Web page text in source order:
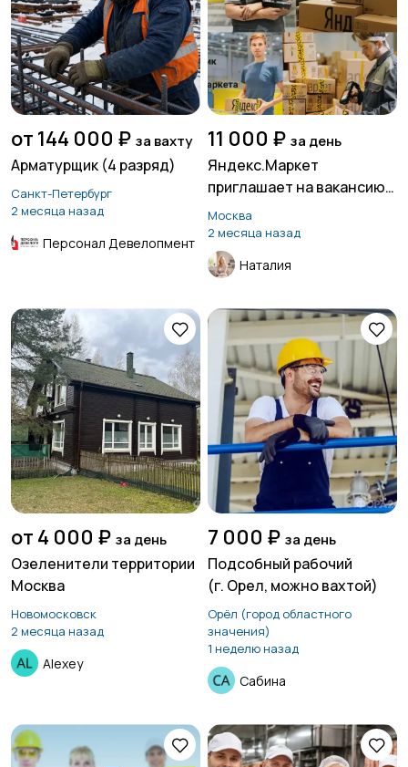
от 144 000 ₽ за вахту
Арматурщик (4 разряд)
Санкт-Петербург
2 месяца назад
Персонал Девелопмент
11 000 ₽ за день
Яндекс.Маркет
приглашает на вакансию
«Кладовщик»
Москва
2 месяца назад
Наталия
от 4 000 ₽ за день
Озеленители территории
Москва
Новомосковск
2 месяца назад
Alexey
7 000 ₽ за день
Подсобный рабочий
(г. Орел, можно вахтой)
Орёл (город областного
значения)
1 неделю назад
Сабина